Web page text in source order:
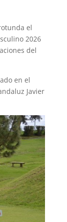
el
2026
del
en el
Javier